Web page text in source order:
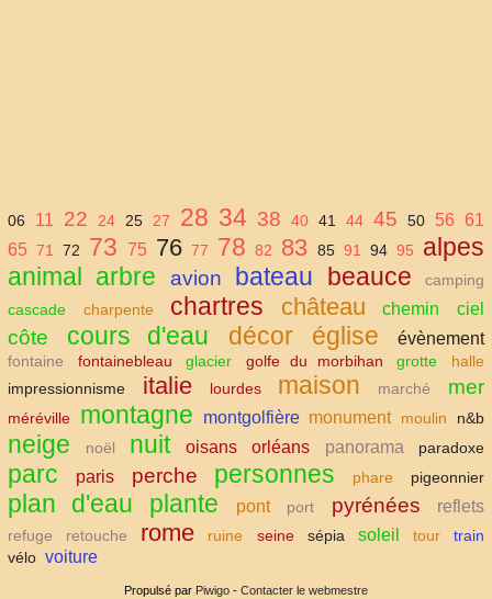
06 11 22 24 25 27 28 34 38 40 41 44 45 50 56 61
65 71 72 73 75 76 77 78 82 83 85 91 94 95
alpes
animal arbre avion bateau beauce
camping
cascade
charpente chartres château chemin ciel
côte cours d'eau décor église évènement
fontaine fontainebleau glacier golfe du morbihan grotte
halle
impressionnisme
italie lourdes maison marché mer
méréville montagne montgolfière monument moulin n&b
neige noël nuit oisans orléans panorama paradoxe
parc paris perche personnes phare pigeonnier
plan d'eau plante pont port pyrénées reflets
refuge retouche rome ruine seine sépia soleil tour
train
vélo voiture
Propulsé par Piwigo - Contacter le webmestre